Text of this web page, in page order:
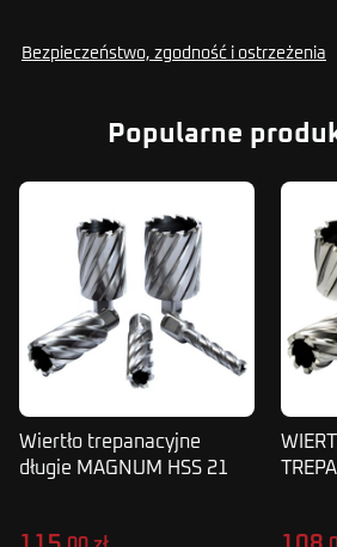
Bezpieczeństwo, zgodność i ostrzeżenia
Popularne
Wiertło trepanacyjne
długie MAGNUM HSS 21